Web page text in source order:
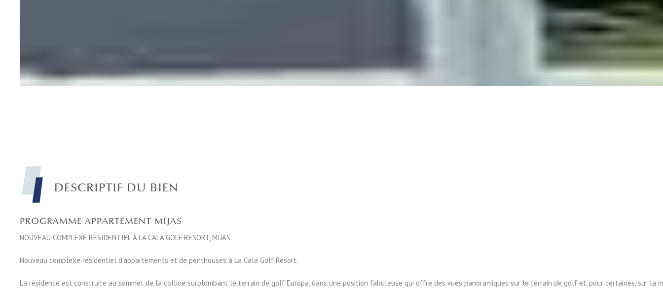
DESCRIPTIF DU BIEN
PROGRAMME APPARTEMENT MIJAS
NOUVEAU COMPLEXE RÉSIDENTIEL À LA CALA GOLF RESORT, MIJAS
Nouveau complexe résidentiel d'appartements et de penthouses à La Cala Golf Resort.
La résidence est construite au sommet de la colline surplombant le terrain de golf Europa, dans une position fabuleuse qui offre des vues panoramiques sur le terrain de golf et, pour certaines, sur